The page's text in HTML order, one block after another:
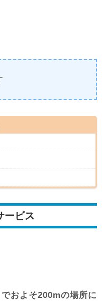
ービス
およそ200mの場所に